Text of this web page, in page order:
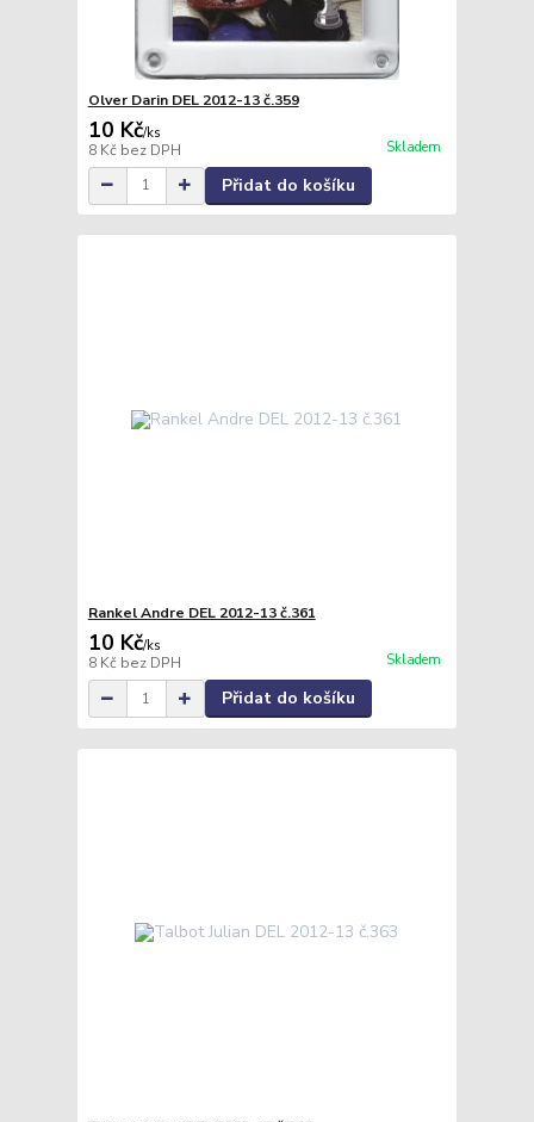
Olver Darin DEL 2012-13 č.359
10 Kč/ks
8 Kč bez DPH Skladem
Přidat do košíku
Rankel Andre DEL 2012-13 č.361
10 Kč/ks
8 Kč bez DPH Skladem
Přidat do košíku